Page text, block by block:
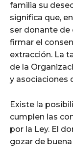
familia su
significa que,
ser donante de
firmar el
extracción. La
de la
y asociaciones
Existe la
cumplen las
por la Ley. El
gozar de